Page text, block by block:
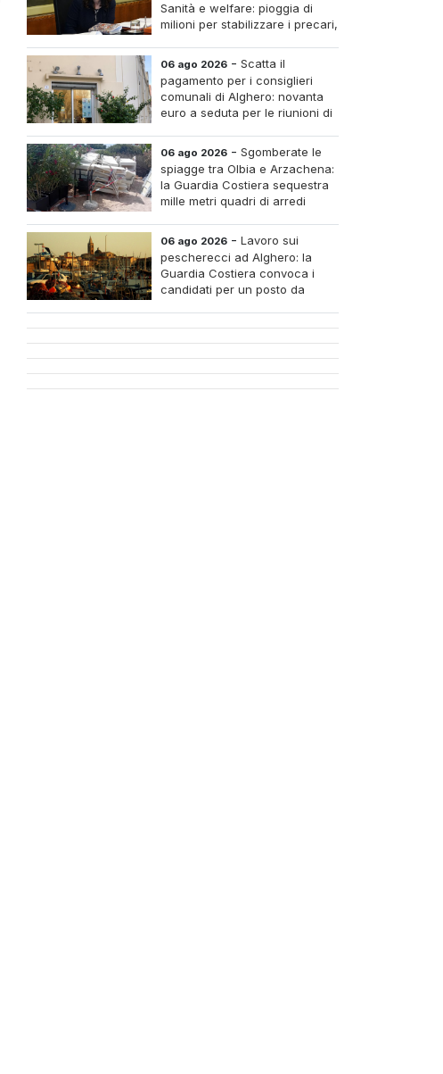
Sanità e welfare: pioggia di
milioni per stabilizzare i precari,
centri e assumere infermieri fissi nelle case di riposo.
06 ago 2026 - Scatta il
pagamento per i consiglieri
comunali di Alghero: novanta
euro a seduta per le riunioni di
06 ago 2026 - Sgomberate le
spiagge tra Olbia e Arzachena:
la Guardia Costiera sequestra
mille metri quadri di arredi
06 ago 2026 - Lavoro sui
pescherecci ad Alghero: la
Guardia Costiera convoca i
candidati per un posto da